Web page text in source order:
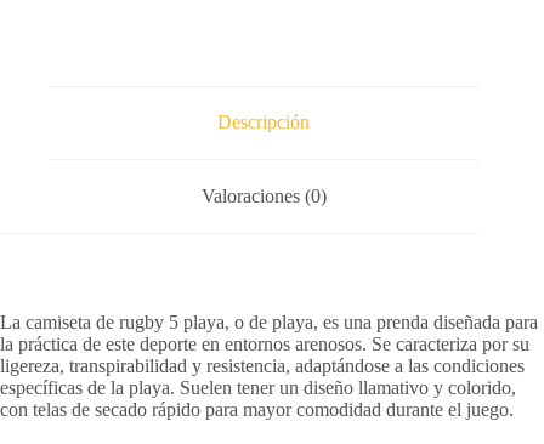
Descripción
Valoraciones (0)
La camiseta de rugby 5 playa, o de playa, es una prenda diseñada para
la práctica de este deporte en entornos arenosos. Se caracteriza por su
ligereza, transpirabilidad y resistencia, adaptándose a las condiciones
específicas de la playa. Suelen tener un diseño llamativo y colorido,
con telas de secado rápido para mayor comodidad durante el juego.